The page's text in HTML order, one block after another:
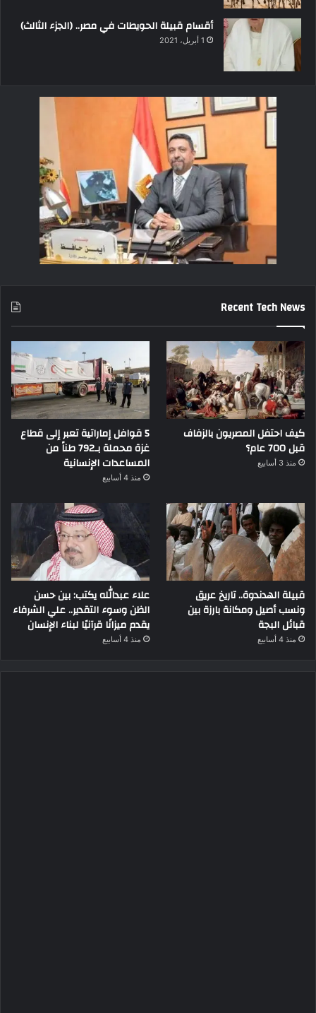
أقسام قبيلة الحويطات في مصر.. (الجزء الثالث)
1 أبريل، 2021
Recent Tech News
كيف احتفل المصريون بالزفاف
قبل 700 عام؟
منذ 3 أسابيع
5 قوافل إماراتية تعبر إلى قطاع
غزة محملة بـ792 طناً من
المساعدات الإنسانية
منذ 4 أسابيع
قبيلة الهدندوة.. تاريخ عريق
ونسب أصيل ومكانة بارزة بين
قبائل البجة
منذ 4 أسابيع
علاء عبدالله يكتب: بين حسن
الظن وسوء التقدير.. علي الشرفاء
يقدم ميزانًا قرآنيًا لبناء الإنسان
منذ 4 أسابيع